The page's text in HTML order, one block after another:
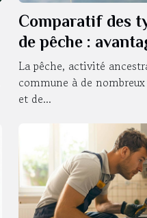
Comparatif des
de pêche :
utilisations
La pêche, activité
commune à de
et de...